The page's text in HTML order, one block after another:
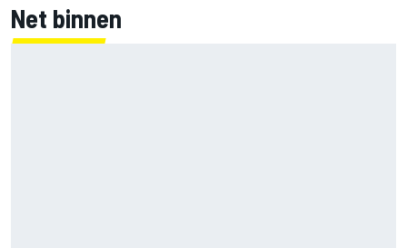
Net binnen